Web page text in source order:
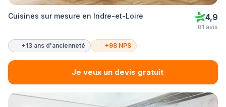
Cuisines sur mesure en Indre-et-Loire 4,9
81 avis
+13 ans d'ancienneté +98 NPS
Je veux un devis gratuit